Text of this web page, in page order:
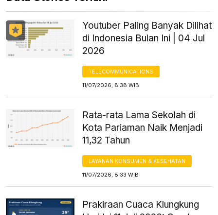
Youtuber Paling Banyak Dilihat
di Indonesia Bulan Ini | 04 Jul
2026
TELECOMMUNICATIONS
11/07/2026, 8:38 WIB
Rata-rata Lama Sekolah di
Kota Pariaman Naik Menjadi
11,32 Tahun
LAYANAN KONSUMEN & KESEHATAN
11/07/2026, 8:33 WIB
Prakiraan Cuaca Klungkung